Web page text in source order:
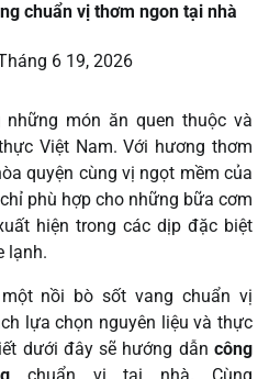
chuẩn vị thơm ngon tại nhà
6 19, 2026
món ăn quen thuộc và
Việt Nam. Với hương thơm
quyện cùng vị ngọt mềm của
phù hợp cho những bữa cơm
hiện trong các dịp đặc biệt
lạnh.
nồi bò sốt vang chuẩn vị
lựa chọn nguyên liệu và thực
dưới đây sẽ hướng dẫn công